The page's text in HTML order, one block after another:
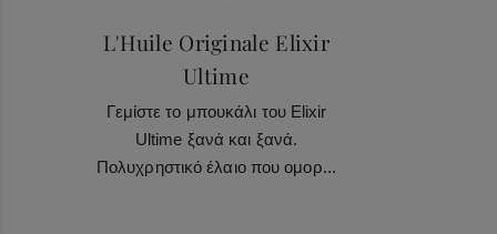
L'Huile Originale Elixir
Ultime
Γεμίστε το μπουκάλι του Elixir
Ultime ξανά και ξανά.
Πολυχρηστικό έλαιο που ομορ...